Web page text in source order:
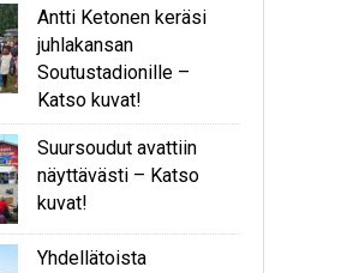
Antti Ketonen keräsi
juhlakansan
Soutustadionille –
Katso kuvat!
Suursoudut avattiin
näyttävästi – Katso
kuvat!
Yhdellätoista